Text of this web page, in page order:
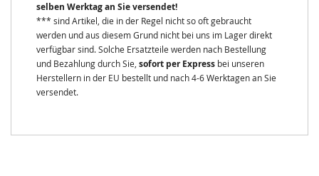
selben Werktag an Sie versendet!
*** sind Artikel, die in der Regel nicht so oft gebraucht
werden und aus diesem Grund nicht bei uns im Lager direkt
verfügbar sind. Solche Ersatzteile werden nach Bestellung
und Bezahlung durch Sie, sofort per Express bei unseren
Herstellern in der EU bestellt und nach 4-6 Werktagen an Sie
versendet.